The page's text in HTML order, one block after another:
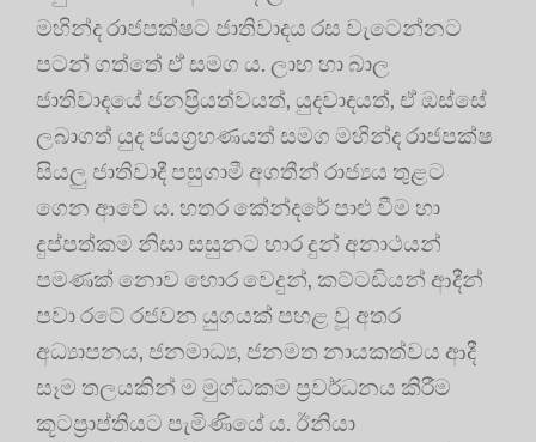
මහින්ද රාජපක්ෂට ජාතිවාදය රස වැටෙන්නට
පටන් ගත්තේ ඒ සමග ය. ලාභ හා බාල
ජාතිවාදයේ ජනප්‍රියත්වයත්, යුදවාදයත්, ඒ ඔස්සේ
ලබාගත් යුද ජයග්‍රහණයත් සමග මහින්ද රාජපක්ෂ
සියලු ජාතිවාදී පසුගාමී අගතීන් රාජ්‍යය තුළට
ගෙන ආවේ ය. හතර කේන්දරේ පාළු වීම හා
දුප්පත්කම නිසා සසුනට භාර දුන් අනාථයන්
පමණක් නොව හොර වෙදුන්, කට්ටඩියන් ආදීන්
පවා රටේ රජවන යුගයක් පහළ වූ අතර
අධ්‍යාපනය, ජනමාධ්‍ය, ජනමත නායකත්වය ආදී
සෑම තලයකින් ම මුග්ධකම ප්‍රවර්ධනය කිරීම
කූටප්‍රාප්තියට පැමිණියේ ය. ඊනියා